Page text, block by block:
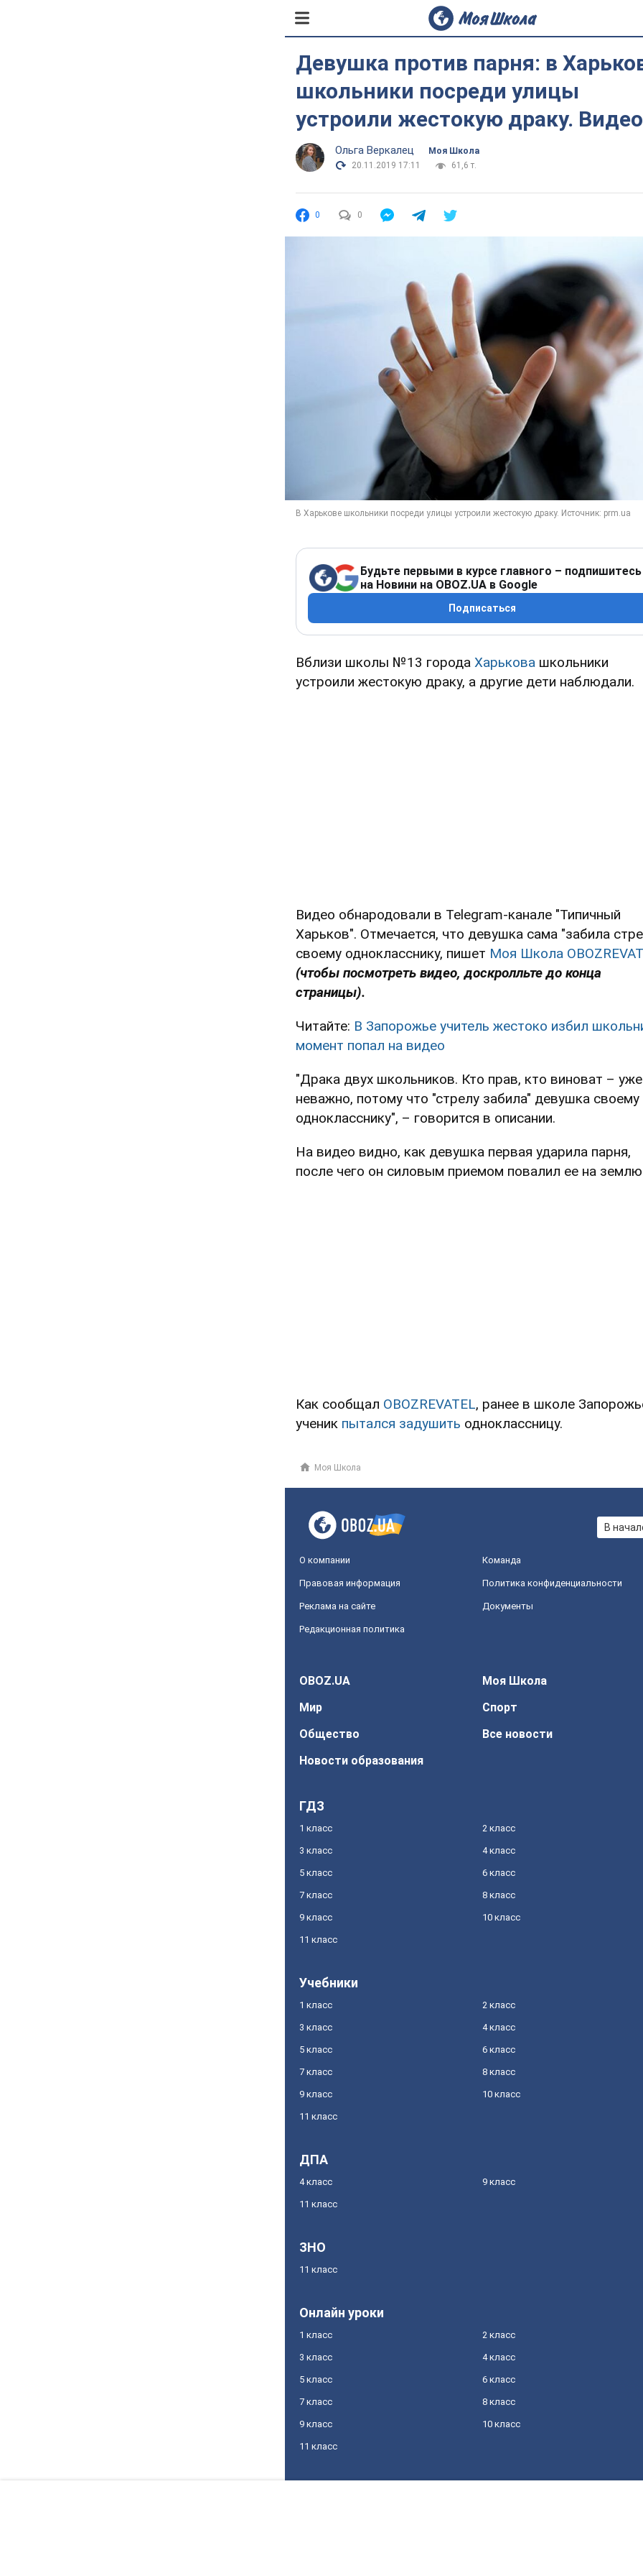
Девушка против парня: в
школьники посреди улицы
устроили жестокую драку. Видео
Ольга Веркалец
Моя Школа
20.11.2019 17:11
61,6 т.
0 0
Будьте первыми в курсе главного – подпишитесь
на Новини на OBOZ.UA в Google
Подписаться
Вблизи школы №13 города Харькова школьники
устроили жестокую драку, а другие дети наблюдали.
Видео обнародовали в Telegram-канале "Типичный
Харьков". Отмечается, что девушка сама "забила
своему однокласснику, пишет Моя Школа
(чтобы посмотреть видео, доскролльте до конца
страницы).
Читайте: В Запорожье учитель жестоко избил
момент попал на видео
"Драка двух школьников. Кто прав, кто виноват – уже
неважно, потому что "стрелу забила" девушка своему
однокласснику", – говорится в описании.
На видео видно, как девушка первая ударила парня,
после чего он силовым приемом повалил ее на
Как сообщал OBOZREVATEL, ранее в школе
ученик пытался задушить одноклассницу.
Моя Школа
В
О компании Команда
Правовая информация Политика конфиденциальности
Реклама на сайте Документы
Редакционная политика
OBOZ.UA
Моя Школа
Мир
Спорт
Общество
Все новости
Новости образования
ГДЗ
1 класс 2 класс
3 класс 4 класс
5 класс 6 класс
7 класс 8 класс
9 класс 10 класс
11 класс
Учебники
1 класс 2 класс
3 класс 4 класс
5 класс 6 класс
7 класс 8 класс
9 класс 10 класс
11 класс
ДПА
4 класс 9 класс
11 класс
ЗНО
11 класс
Онлайн уроки
1 класс 2 класс
3 класс 4 класс
5 класс 6 класс
7 класс 8 класс
9 класс 10 класс
11 класс